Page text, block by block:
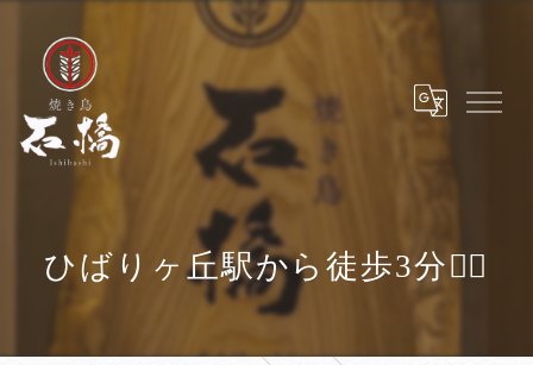
ひばりヶ丘駅から徒歩3分🚶‍♀️